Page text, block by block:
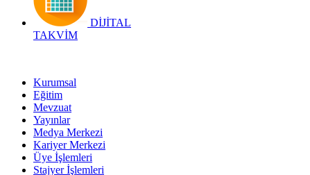
DİJİTAL
TAKVİM
Kurumsal
Eğitim
Mevzuat
Yayınlar
Medya Merkezi
Kariyer Merkezi
Üye İşlemleri
Stajyer İşlemleri